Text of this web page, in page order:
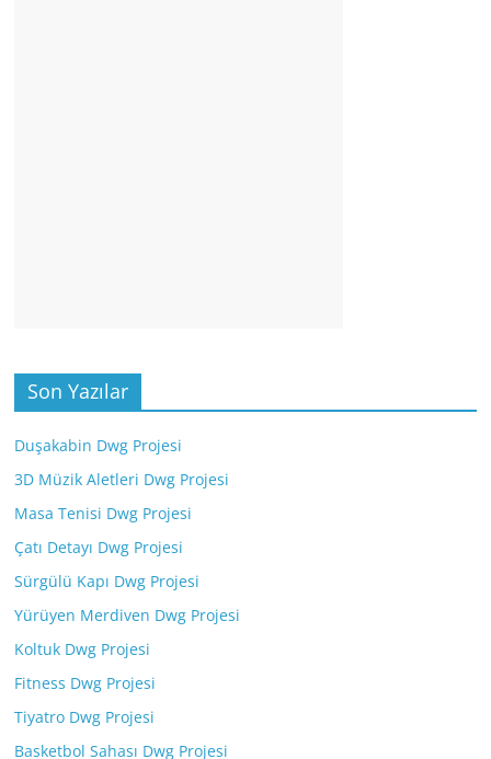
Son Yazılar
Duşakabin Dwg Projesi
3D Müzik Aletleri Dwg Projesi
Masa Tenisi Dwg Projesi
Çatı Detayı Dwg Projesi
Sürgülü Kapı Dwg Projesi
Yürüyen Merdiven Dwg Projesi
Koltuk Dwg Projesi
Fitness Dwg Projesi
Tiyatro Dwg Projesi
Basketbol Sahası Dwg Projesi